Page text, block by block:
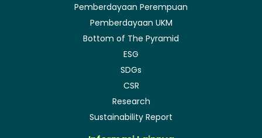
Pemberdayaan Perempuan
Pemberdayaan UKM
Bottom of The Pyramid
ESG
SDGs
CSR
Research
Sustainability Report